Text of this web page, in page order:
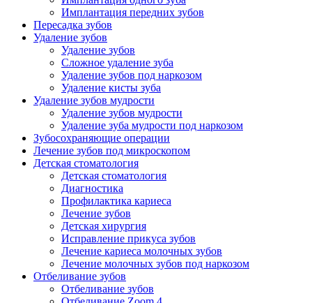
Имплантация передних зубов
Пересадка зубов
Удаление зубов
Удаление зубов
Сложное удаление зуба
Удаление зубов под наркозом
Удаление кисты зуба
Удаление зубов мудрости
Удаление зубов мудрости
Удаление зуба мудрости под наркозом
Зубосохраняющие операции
Лечение зубов под микроскопом
Детская стоматология
Детская стоматология
Диагностика
Профилактика кариеса
Лечение зубов
Детская хирургия
Исправление прикуса зубов
Лечение кариеса молочных зубов
Лечение молочных зубов под наркозом
Отбеливание зубов
Отбеливание зубов